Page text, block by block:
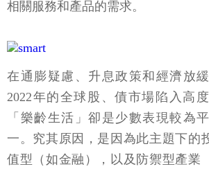
相關服務和產品的需求。
在通膨疑慮、升息政策和經濟放
2022年的全球股、債市場陷入高
「樂齡生活」卻是少數表現較為
一。究其原因，是因為此主題下的
值型（如金融），以及防禦型產業